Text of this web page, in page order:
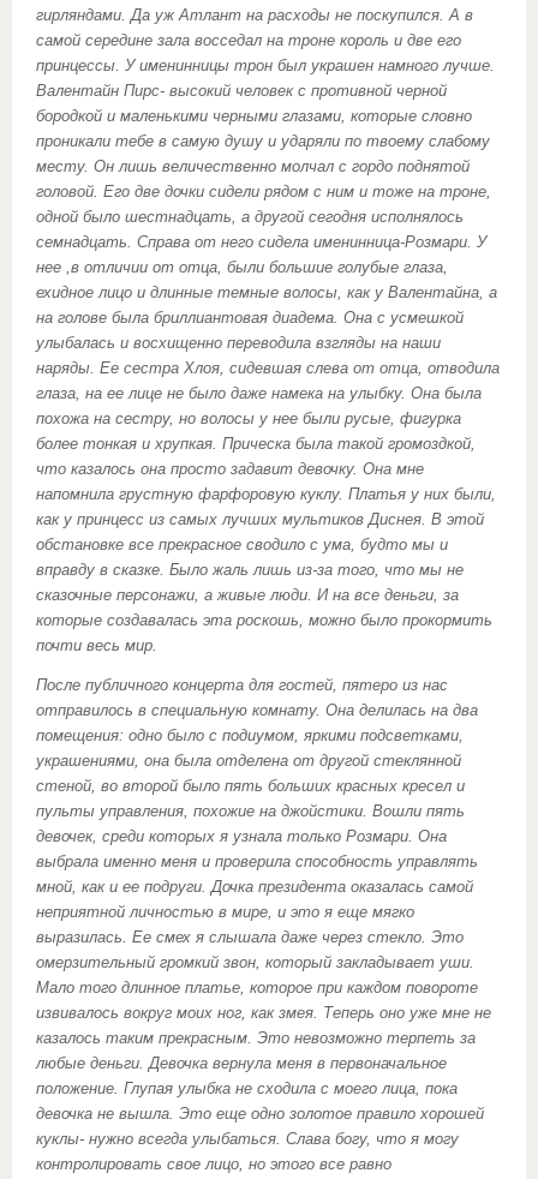
гирляндами. Да уж Атлант на расходы не поскупился. А в
самой середине зала восседал на троне король и две его
принцессы. У именинницы трон был украшен намного лучше.
Валентайн Пирс- высокий человек с противной черной
бородкой и маленькими черными глазами, которые словно
проникали тебе в самую душу и ударяли по твоему слабому
месту. Он лишь величественно молчал с гордо поднятой
головой. Его две дочки сидели рядом с ним и тоже на троне,
одной было шестнадцать, а другой сегодня исполнялось
семнадцать. Справа от него сидела именинница-Розмари. У
нее ,в отличии от отца, были большие голубые глаза,
ехидное лицо и длинные темные волосы, как у Валентайна, а
на голове была бриллиантовая диадема. Она с усмешкой
улыбалась и восхищенно переводила взгляды на наши
наряды. Ее сестра Хлоя, сидевшая слева от отца, отводила
глаза, на ее лице не было даже намека на улыбку. Она была
похожа на сестру, но волосы у нее были русые, фигурка
более тонкая и хрупкая. Прическа была такой громоздкой,
что казалось она просто задавит девочку. Она мне
напомнила грустную фарфоровую куклу. Платья у них были,
как у принцесс из самых лучших мультиков Диснея. В этой
обстановке все прекрасное сводило с ума, будто мы и
вправду в сказке. Было жаль лишь из-за того, что мы не
сказочные персонажи, а живые люди. И на все деньги, за
которые создавалась эта роскошь, можно было прокормить
почти весь мир.
После публичного концерта для гостей, пятеро из нас
отправилось в специальную комнату. Она делилась на два
помещения: одно было с подиумом, яркими подсветками,
украшениями, она была отделена от другой стеклянной
стеной, во второй было пять больших красных кресел и
пульты управления, похожие на джойстики. Вошли пять
девочек, среди которых я узнала только Розмари. Она
выбрала именно меня и проверила способность управлять
мной, как и ее подруги. Дочка президента оказалась самой
неприятной личностью в мире, и это я еще мягко
выразилась. Ее смех я слышала даже через стекло. Это
омерзительный громкий звон, который закладывает уши.
Мало того длинное платье, которое при каждом повороте
извивалось вокруг моих ног, как змея. Теперь оно уже мне не
казалось таким прекрасным. Это невозможно терпеть за
любые деньги. Девочка вернула меня в первоначальное
положение. Глупая улыбка не сходила с моего лица, пока
девочка не вышла. Это еще одно золотое правило хорошей
куклы- нужно всегда улыбаться. Слава богу, что я могу
контролировать свое лицо, но этого все равно